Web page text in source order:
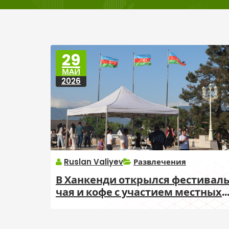
29
МАЙ
2026
Ruslan Valiyev Развлечения
В Ханкенди открылся фестиваль
чая и кофе с участием местных